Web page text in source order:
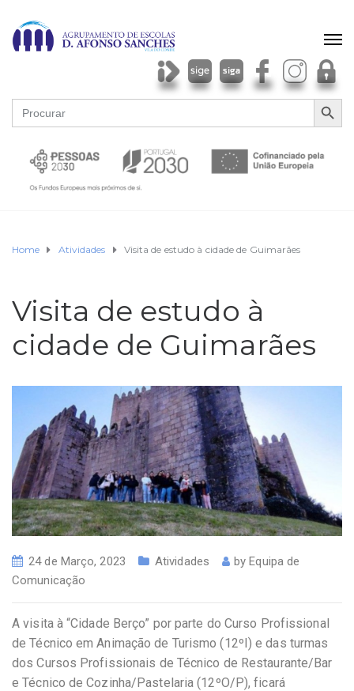
Search
for:
SEARCH
Home Atividades Visita de estudo à cidade de Guimarães
Visita de estudo à
cidade de Guimarães
24 de Março, 2023 Atividades byEquipa de
Comunicação
A visita à “Cidade Berço” por parte do Curso Profissional
de Técnico em Animação de Turismo (12ºI) e das turmas
dos Cursos Profissionais de Técnico de Restaurante/Bar
e Técnico de Cozinha/Pastelaria (12ºO/P), ficará